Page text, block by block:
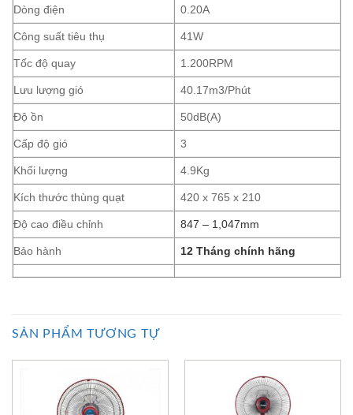
Dòng điện 0.20A
Công suất tiêu thụ 41W
Tốc độ quay 1.200RPM
Lưu lượng gió 40.17m3/Phút
Độ ồn 50dB(A)
Cấp độ gió 3
Khối lượng 4.9Kg
Kích thước thùng quạt 420 x 765 x 210
Độ cao điều chỉnh 847 – 1,047mm
Bảo hành 12 Tháng chính hãng
SẢN PHẨM TƯƠNG TỰ